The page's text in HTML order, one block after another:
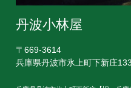
丹波小林屋
〒669-3614
兵庫県丹波市氷上町下新庄